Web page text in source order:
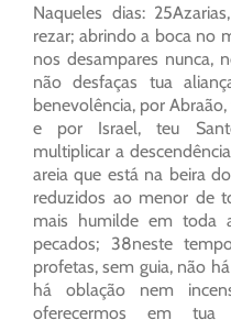
Naqueles dias:
rezar; abrindo a boca no
nos desampares nunca,
não desfaças tua
benevolência, por
e por Israel, teu
multiplicar a
areia que está na beira
reduzidos ao menor de
mais humilde em toda
pecados; 38neste
profetas, sem guia, não
há oblação nem
oferecermos em